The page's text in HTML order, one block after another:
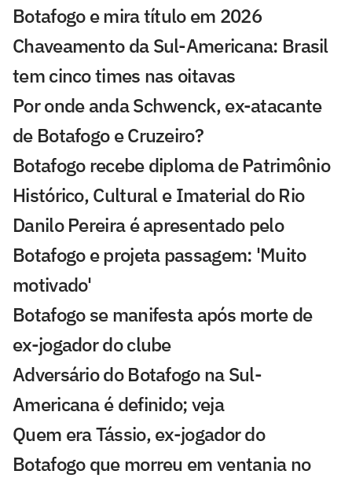
Botafogo e mira título em 2026
Chaveamento da Sul-Americana: Brasil
tem cinco times nas oitavas
Por onde anda Schwenck, ex-atacante
de Botafogo e Cruzeiro?
Botafogo recebe diploma de Patrimônio
Histórico, Cultural e Imaterial do Rio
Danilo Pereira é apresentado pelo
Botafogo e projeta passagem: 'Muito
motivado'
Botafogo se manifesta após morte de
ex-jogador do clube
Adversário do Botafogo na Sul-
Americana é definido; veja
Quem era Tássio, ex-jogador do
Botafogo que morreu em ventania no